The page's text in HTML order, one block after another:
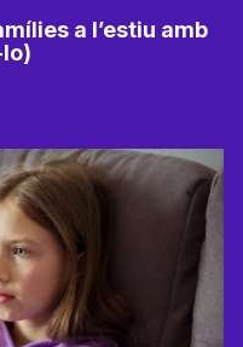
a l’estiu amb